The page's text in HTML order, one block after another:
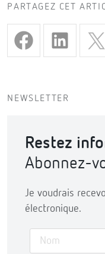
PARTAGEZ CET
NEWSLETTER
Restez
Abonnez-
Je voudrais
électronique.